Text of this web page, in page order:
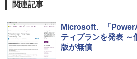
関連記事
Microsoft、「
ティプランを発表 ～
版が無償